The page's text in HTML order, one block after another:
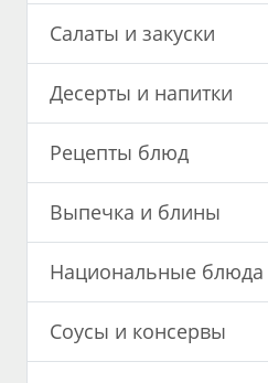
Салаты и закуски
Десерты и напитки
Рецепты блюд
Выпечка и блины
Национальные блюда
Соусы и консервы